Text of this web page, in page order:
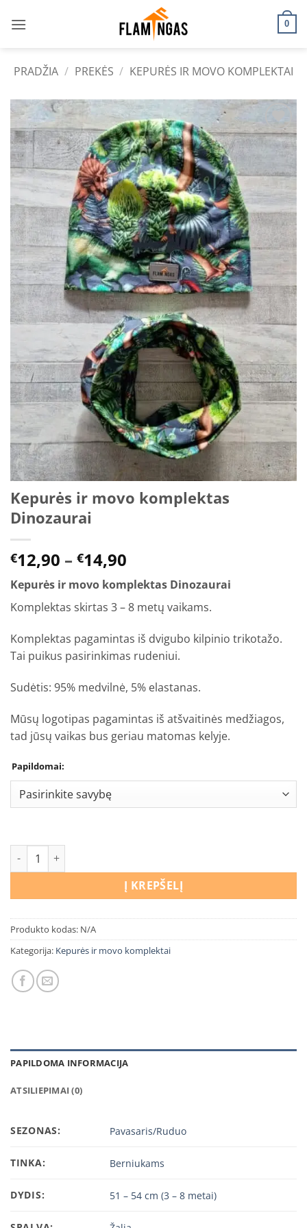
0
PRADŽIA / PREKĖS / KEPURĖS IR MOVO KOMPLEKTAI
Add to
wishlist
Kepurės ir movo komplektas
Dinozaurai
€12,90 – €14,90
range:
€12,90
through
Kepurės ir movo komplektas Dinozaurai
Komplektas skirtas 3 – 8 metų vaikams.
Komplektas pagamintas iš dvigubo kilpinio trikotažo.
Tai puikus pasirinkimas rudeniui.
Sudėtis: 95% medvilnė, 5% elastanas.
Mūsų logotipas pagamintas iš atšvaitinės medžiagos,
tad jūsų vaikas bus geriau matomas kelyje.
Papildomai:
produkto kiekis: Kepurės ir movo komplektas Dinozaurai
Į KREPŠELĮ
Produkto kodas: N/A
Kategorija: Kepurės ir movo komplektai
PAPILDOMA INFORMACIJA
ATSILIEPIMAI (0)
SEZONAS: Pavasaris/Ruduo
TINKA: Berniukams
DYDIS: 51 – 54 cm (3 – 8 metai)